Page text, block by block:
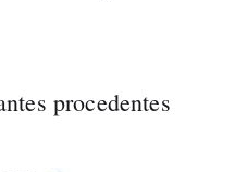
procedentes